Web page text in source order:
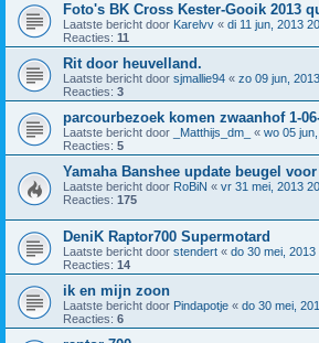
Foto's BK Cross Kester-Gooik 2013
Laatste bericht door Karelvv « di 11 jun, 2013
Reacties: 11
Rit door heuvelland.
Laatste bericht door sjmallie94 « zo 09 jun,
Reacties: 3
parcourbezoek komen zwaanhof 1-
Laatste bericht door _Matthijs_dm_ « wo 05
Reacties: 5
Yamaha Banshee update beugel
Laatste bericht door RoBiN « vr 31 mei, 2013
Reacties: 175
DeniK Raptor700 Supermotard
Laatste bericht door stendert « do 30 mei, 2013
Reacties: 14
ik en mijn zoon
Laatste bericht door Pindapotje « do 30 mei,
Reacties: 6